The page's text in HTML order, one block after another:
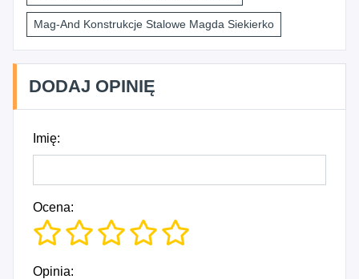
Mag-And Konstrukcje Stalowe Magda Siekierko
DODAJ OPINIĘ
Imię:
Ocena:
Opinia: